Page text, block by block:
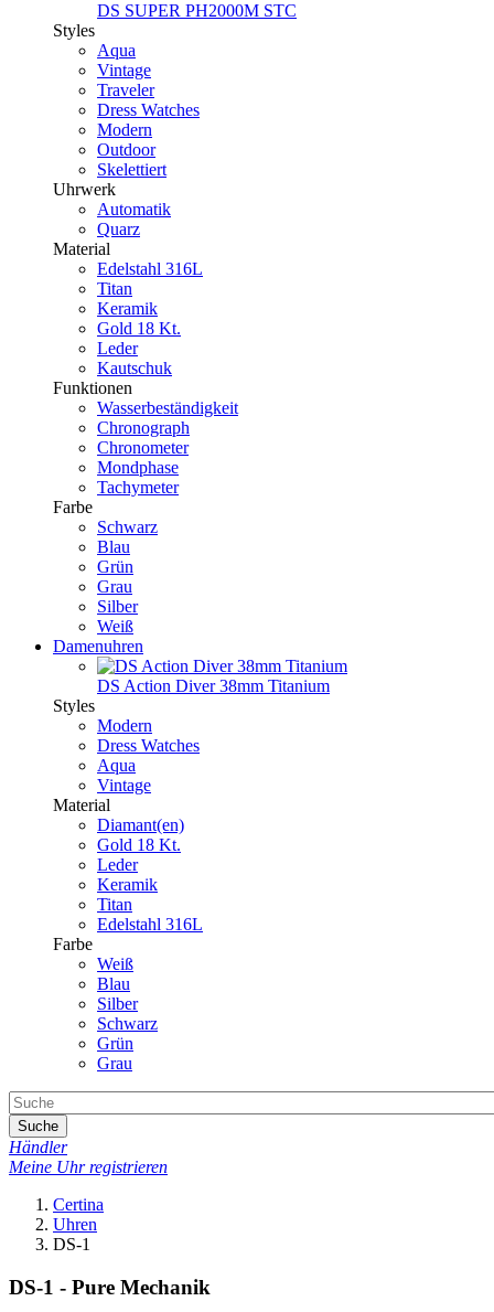
DS SUPER PH2000M STC
Styles
Aqua
Vintage
Traveler
Dress Watches
Modern
Outdoor
Skelettiert
Uhrwerk
Automatik
Quarz
Material
Edelstahl 316L
Titan
Keramik
Gold 18 Kt.
Leder
Kautschuk
Funktionen
Wasserbeständigkeit
Chronograph
Chronometer
Mondphase
Tachymeter
Farbe
Schwarz
Blau
Grün
Grau
Silber
Weiß
Damenuhren
DS Action Diver 38mm Titanium
Styles
Modern
Dress Watches
Aqua
Vintage
Material
Diamant(en)
Gold 18 Kt.
Leder
Keramik
Titan
Edelstahl 316L
Farbe
Weiß
Blau
Silber
Schwarz
Grün
Grau
Suche
Händler
Meine Uhr registrieren
Certina
Uhren
DS-1
DS-1 - Pure Mechanik